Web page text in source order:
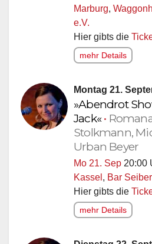
Marburg,
e.V.
Hier gibts die
mehr Details
Montag 21.
»Abendrot
Jack«•
Stolkmann,
Urban Beyer
Mo 21. Sep 20:00
Kassel , Bar
Hier gibts die
mehr Details